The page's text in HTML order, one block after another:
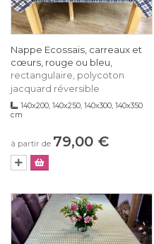
Nappe Ecossais, carreaux et
cœurs, rouge ou bleu,
rectangulaire, polycoton
jacquard réversible
140x200, 140x250, 140x300, 140x350
cm
à partir de 79,00 €